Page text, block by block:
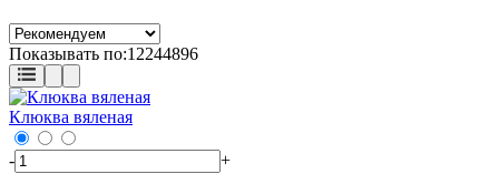
Показывать по:12244896
Клюква вяленая
-
+